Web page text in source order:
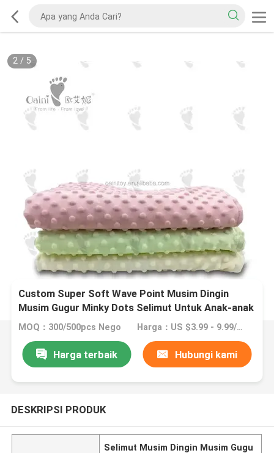
2/ 5
Custom Super Soft Wave Point Musim Dingin
Musim Gugur Minky Dots Selimut Untuk Anak-anak
ODM OEM
MOQ：300/500pcs Nego Harga：US $3.99 - 9.99/Piece
Harga terbaik Hubungi kami
DESKRIPSI PRODUK
Selimut Musim Dingin Musim Gugu